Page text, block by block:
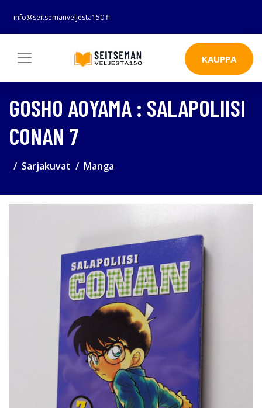
info@seitsemanveljesta150.fi
KAUPPA
GOSHO AOYAMA : SALAPOLIISI
CONAN 7
Sarjakuvat Manga